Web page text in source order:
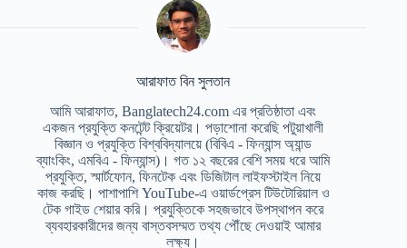
আরাফাত বিন সুলতান
আমি আরাফাত, Banglatech24.com এর প্রতিষ্ঠাতা এবং
একজন প্রযুক্তি কনটেন্ট ক্রিয়েটর। পড়াশোনা করেছি পটুয়াখালী
বিজ্ঞান ও প্রযুক্তি বিশ্ববিদ্যালয়ে (বিবিএ - ফিন্যান্স অ্যান্ড
ব্যাংকিং, এমবিএ - ফিন্যান্স)। গত ১২ বছরের বেশি সময় ধরে আমি
প্রযুক্তি, স্মার্টফোন, ফিনটেক এবং ডিজিটাল লাইফস্টাইল নিয়ে
কাজ করছি। পাশাপাশি YouTube-এ ওয়ার্ডপ্রেস টিউটোরিয়াল ও
টেক গাইড শেয়ার করি। প্রযুক্তিকে সহজভাবে উপস্থাপন করে
ব্যবহারকারীদের জন্য বাস্তবসম্মত তথ্য পৌঁছে দেওয়াই আমার
লক্ষ্য।